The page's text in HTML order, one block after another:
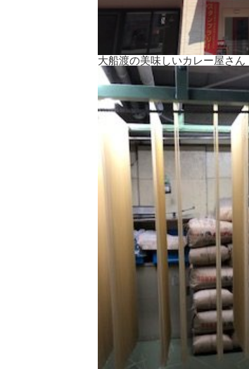
大船渡の美味しいカレー屋さん